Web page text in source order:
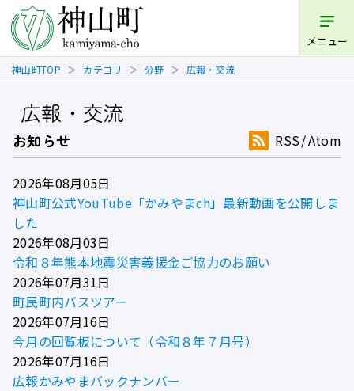
メニュー
神山町TOP カテゴリ 分野 広報・交流
広報・交流
お知らせ RSS Atom
2026年08月05日
神山町公式YouTube「かみやまch」最新動画を公開しま
した
2026年08月03日
令和８年熊本地震災害義援金ご協力のお願い
2026年07月31日
町民町内バスツアー
2026年07月16日
今月の回覧板について（令和８年７月号）
2026年07月16日
広報かみやまバックナンバー